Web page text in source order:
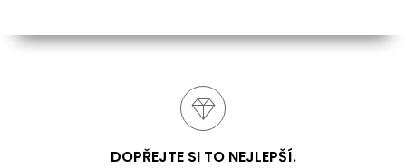
DOPŘEJTE SI TO NEJLEPŠÍ.